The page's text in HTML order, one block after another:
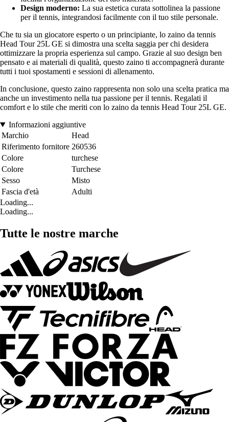
Design moderno: La sua estetica curata sottolinea la passione
per il tennis, integrandosi facilmente con il tuo stile personale.
Che tu sia un giocatore esperto o un principiante, lo zaino da tennis
Head Tour 25L GE si dimostra una scelta saggia per chi desidera
ottimizzare la propria esperienza sul campo. Grazie al suo design ben
pensato e ai materiali di qualità, questo zaino ti accompagnerà durante
tutti i tuoi spostamenti e sessioni di allenamento.
In conclusione, questo zaino rappresenta non solo una scelta pratica ma
anche un investimento nella tua passione per il tennis. Regalati il
comfort e lo stile che meriti con lo zaino da tennis Head Tour 25L GE.
Informazioni aggiuntive
Marchio
Head
Riferimento fornitore 260536
Colore
turchese
Colore
Turchese
Sesso
Misto
Fascia d'età
Adulti
Loading...
Loading...
Tutte le nostre marche